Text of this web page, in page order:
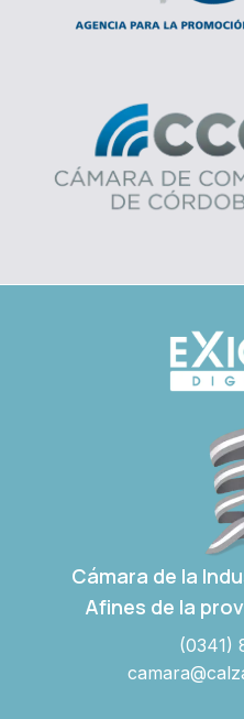
Cámara de la
Afines de la
(0341)